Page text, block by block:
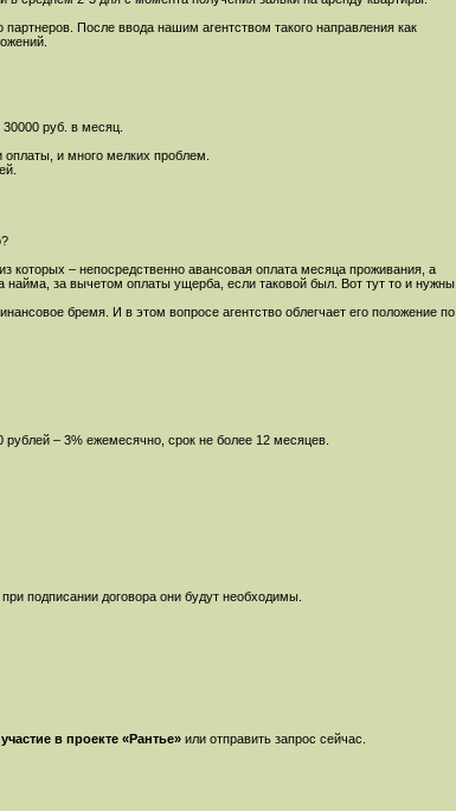
После ввода нашим агентством такого направления как
руб. в месяц.
оплаты, и много мелких проблем.
которых – непосредственно авансовая оплата месяца проживания, а
найма, за вычетом оплаты ущерба, если таковой был. Вот тут то и нужны
бремя. И в этом вопросе агентство облегчает его положение по
– 3% ежемесячно, срок не более 12 месяцев.
подписании договора они будут необходимы.
в проекте «Рантье» или отправить запрос сейчас.